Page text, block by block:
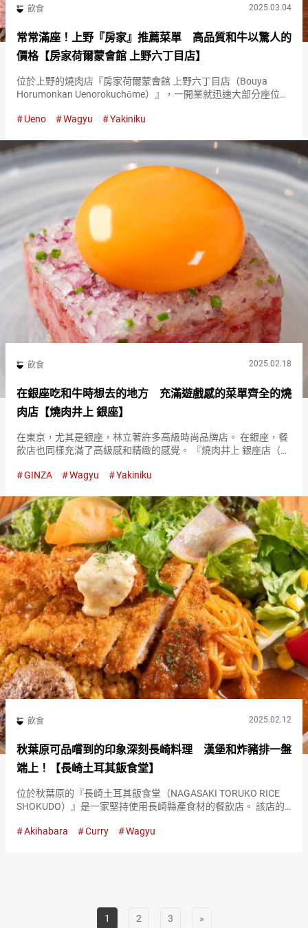
飲食 2025.03.04
常常滿座！上野『房家』推薦菜單 高品質和牛以驚人的
價格【房家荷爾蒙會館 上野六丁目店】
位於上野的燒肉店『房家荷爾蒙會館 上野六丁目店（Bouya
Horumonkan Uenorokuchōme）』，一開業就迅速大部分座位被
爾蒙會館 上野六丁目店（Bouya Hor…
Ueno Wagyu Yakiniku
飲食 2025.02.18
在銀座吃和牛時想去的地方 充滿遊戲感的菜單齊全的燒
肉店【燒肉井上 銀座】
在東京，尤其是銀座，林立著許多高級時尚品牌店。 在銀座，餐
飲店也同樣充滿了高級感和精緻的感覺。 『燒肉井上 銀座店（以
的現代風格燒肉店。 提供精選的黑毛和牛，並加…
GINZA Wagyu Yakiniku
飲食 2025.02.12
秋葉原可品嚐到的印象深刻長崎料理 漢堡和炸豬排一盤
端上！【長崎土耳其飯食堂】
位於秋葉原的『長崎土耳其飯食堂（NAGASAKI TORUKO RICE
SHOKUDO）』是一家堅持使用長崎縣產食材的餐飲店。 該店的
耳其飯（Special torukorice…
Akihabara Curry Wagyu
1 2 3 »